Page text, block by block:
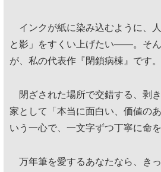
インクが紙に染み込むように、
と影」をすくい上げたい——。そ
が、私の代表作『閉鎖病棟』です。
閉ざされた場所で交錯する、剥
家として「本当に面白い、価値の
いう一心で、一文字ずつ丁寧に命
万年筆を愛するあなたなら、き